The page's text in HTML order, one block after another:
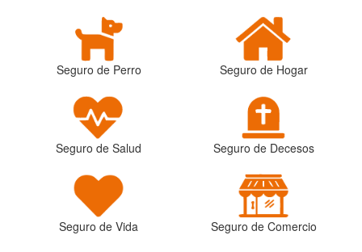
Seguro de Perro Seguro de Hogar
Seguro de Salud Seguro de Decesos
Seguro de Vida Seguro de Comercio